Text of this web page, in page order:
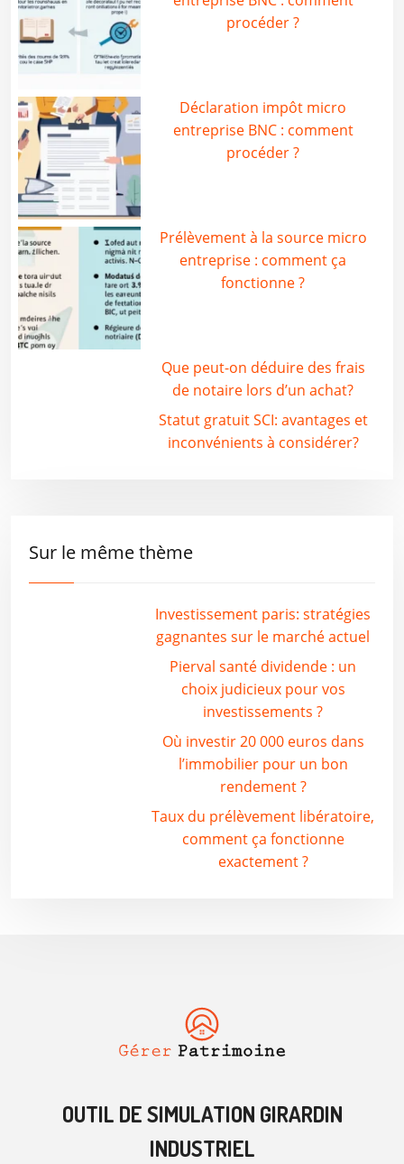
procéder ?
Déclaration impôt micro
entreprise BNC : comment
procéder ?
Prélèvement à la source micro
entreprise : comment ça
fonctionne ?
Que peut-on déduire des frais
de notaire lors d’un achat?
Statut gratuit SCI: avantages et
inconvénients à considérer?
Sur le même thème
Investissement paris: stratégies
gagnantes sur le marché actuel
Pierval santé dividende : un
choix judicieux pour vos
investissements ?
Où investir 20 000 euros dans
l’immobilier pour un bon
rendement ?
Taux du prélèvement libératoire,
comment ça fonctionne
exactement ?
OUTIL DE SIMULATION GIRARDIN
INDUSTRIEL